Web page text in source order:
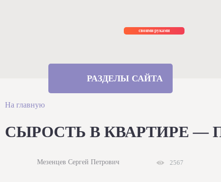
своими руками
РАЗДЕЛЫ САЙТА
На главную
СЫРОСТЬ В КВАРТИРЕ
Мезенцев Сергей Петрович 2567